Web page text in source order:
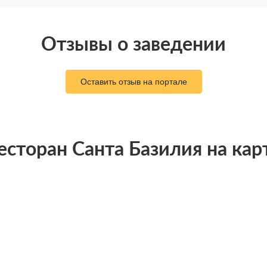
Отзывы о заведении
Оставить отзыв на портале
Санта Базилия на